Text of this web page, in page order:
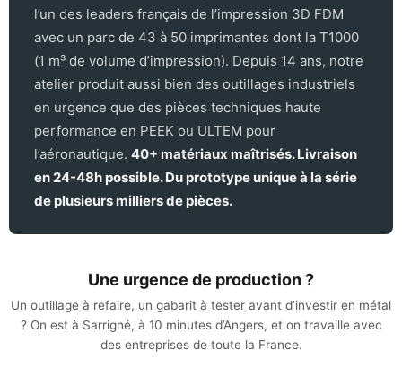
l’un des leaders français de l’impression 3D FDM
avec un parc de 43 à 50 imprimantes dont la T1000
(1 m³ de volume d’impression). Depuis 14 ans, notre
atelier produit aussi bien des outillages industriels
en urgence que des pièces techniques haute
performance en PEEK ou ULTEM pour
l’aéronautique. 40+ matériaux maîtrisés. Livraison
en 24-48h possible. Du prototype unique à la série
de plusieurs milliers de pièces.
Une urgence de production ?
Un outillage à refaire, un gabarit à tester avant d’investir en métal
? On est à Sarrigné, à 10 minutes d’Angers, et on travaille avec
des entreprises de toute la France.